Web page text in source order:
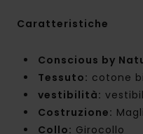
Caratteristiche
Conscious by
Tessuto: cotone
vestibilità:
Costruzione:
Collo: Girocollo